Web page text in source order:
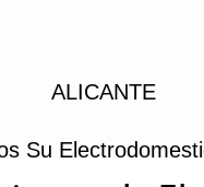
ALICANTE
Su